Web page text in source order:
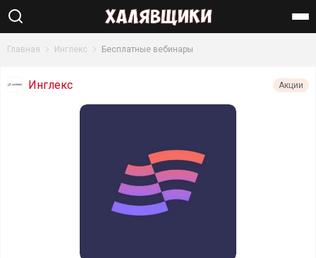
Главная Инглекс Бесплатные вебинары
Инглекс Акции